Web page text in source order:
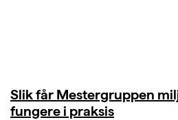
Slik får Mestergruppen
fungere i praksis